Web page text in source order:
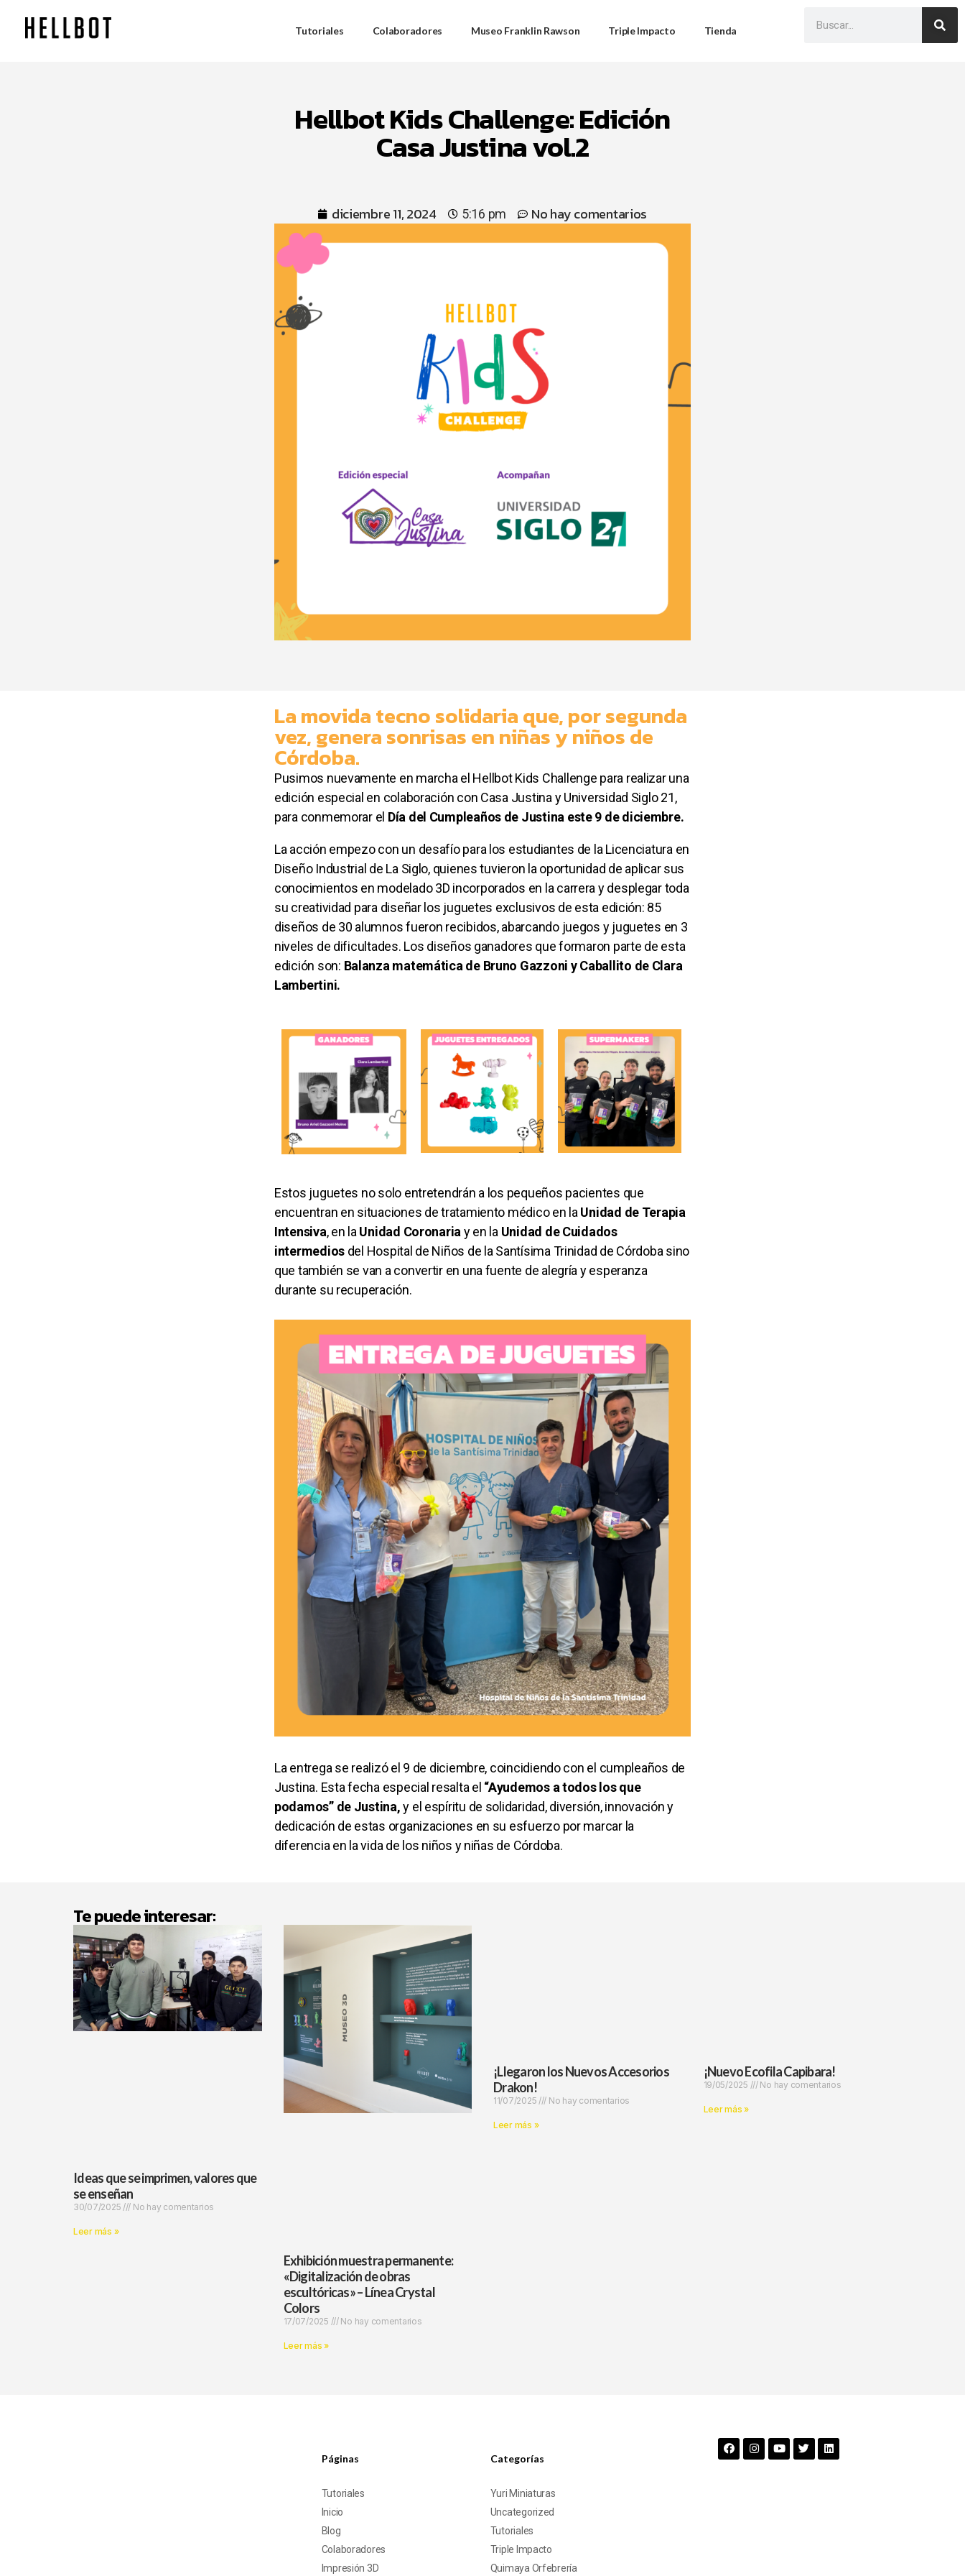
Tutoriales Colaboradores Museo Franklin Rawson Triple Impacto Tienda
Hellbot Kids Challenge: Edición
Casa Justina vol.2
diciembre 11, 2024 5:16 pm No hay comentarios
La movida tecno solidaria que, por segunda
vez, genera sonrisas en niñas y niños de
Córdoba.
Pusimos nuevamente en marcha el Hellbot Kids Challenge para realizar una
edición especial en colaboración con Casa Justina yUniversidad Siglo 21,
para conmemorar el Día del Cumpleaños de Justina este 9 de diciembre.
La acción empezo con un desafío para los estudiantes de la Licenciatura en
Diseño Industrial de La Siglo, quienes tuvieron la oportunidad de aplicar sus
conocimientos en modelado 3D incorporados en la carrera y desplegar toda
su creatividad para diseñar los juguetes exclusivos de esta edición: 85
diseños de 30 alumnos fueron recibidos, abarcando juegos y juguetes en 3
niveles de dificultades. Los diseños ganadores que formaron parte de esta
edición son: Balanza matemática de Bruno Gazzoni y Caballito de Clara
Lambertini.
Estos juguetes no solo entretendrán a los pequeños pacientes que
encuentran en situaciones de tratamiento médico en la Unidad de Terapia
Intensiva, en la Unidad Coronaria y en la Unidad de Cuidados
intermedios del Hospital de Niños de la Santísima Trinidad de Córdoba sino
que también se van a convertir en una fuente de alegría y esperanza
durante su recuperación.
La entrega se realizó el 9 de diciembre, coincidiendo con el cumpleaños de
Justina. Esta fecha especial resalta el “Ayudemos a todos los que
podamos” de Justina,y el espíritu de solidaridad, diversión, innovación y
dedicación de estas organizaciones en su esfuerzo por marcar la
diferencia en la vida de los niños y niñas de Córdoba.
Te puede interesar:
Ideas que se imprimen, valores que
se enseñan
30/07/2025 No hay comentarios
Leer más »
Exhibición muestra permanente:
«Digitalización de obras
escultóricas» – Línea Crystal
Colors
17/07/2025 No hay comentarios
Leer más »
¡Llegaron los Nuevos Accesorios
Drakon!
11/07/2025 No hay comentarios
Leer más »
¡Nuevo Ecofila Capibara!
19/05/2025 No hay comentarios
Leer más »
Páginas
Tutoriales
Inicio
Blog
Colaboradores
Impresión 3D
Categorías
Yuri Miniaturas
Uncategorized
Tutoriales
Triple Impacto
Quimaya Orfebrería